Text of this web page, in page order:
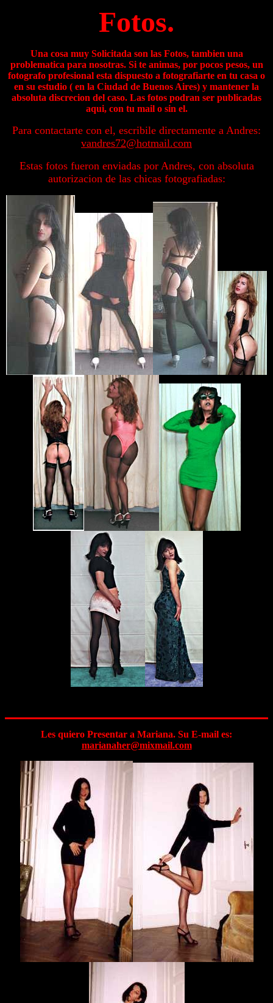
Fotos.
Una cosa muy Solicitada son las Fotos, tambien una
problematica para nosotras. Si te animas, por pocos pesos, un
fotografo profesional esta dispuesto a fotografiarte en tu casa o
en su estudio ( en la Ciudad de Buenos Aires) y mantener la
absoluta discrecion del caso. Las fotos podran ser publicadas
aqui, con tu mail o sin el.
Para contactarte con el, escribile directamente a Andres:
vandres72@hotmail.com
Estas fotos fueron enviadas por Andres, con absoluta
autorizacion de las chicas fotografiadas:
Les quiero Presentar a Mariana. Su E-mail es:
marianaher@mixmail.com